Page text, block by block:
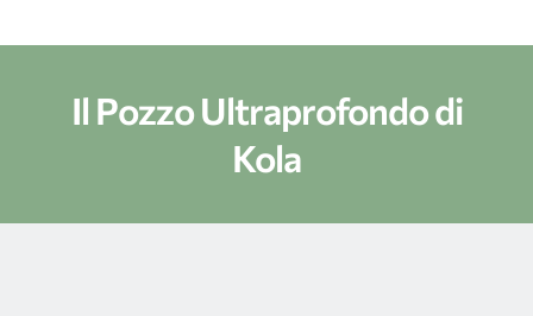
Il Pozzo Ultraprofondo di
Kola